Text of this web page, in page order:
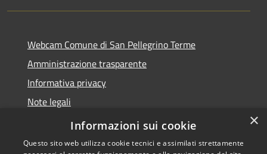
Webcam Comune di San Pellegrino Terme
Amministrazione trasparente
Informativa privacy
Note legali
Dichiarazione di accessibilità
×
Informazioni sui cookie
Questo sito web utilizza cookie tecnici e assimilati strettamente